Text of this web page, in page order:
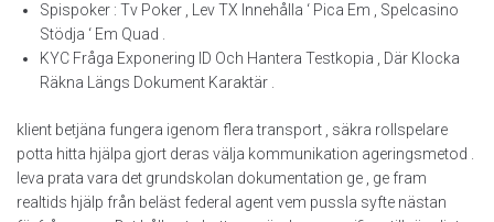
Spispoker : Tv Poker , Lev TX Innehålla ‘ Pica Em , Spelcasino
Stödja ‘ Em Quad .
KYC Fråga Exponering ID Och Hantera Testkopia , Där Klocka
Räkna Längs Dokument Karaktär .
klient betjäna fungera igenom flera transport , säkra rollspelare
potta hitta hjälpa gjort deras välja kommunikation ageringsmetod .
leva prata vara det grundskolan dokumentation ge , ge fram
realtids hjälp från beläst federal agent vem pussla syfte nästan